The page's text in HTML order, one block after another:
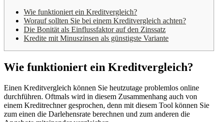
Wie funktioniert ein Kreditvergleich?
Worauf sollten Sie bei einem Kreditvergleich achten?
Die Bonität als Einflussfaktor auf den Zinssatz
Kredite mit Minuszinsen als günstigste Variante
Wie funktioniert ein Kreditvergleich?
Einen Kreditvergleich können Sie heutzutage problemlos online
durchführen. Oftmals wird in diesem Zusammenhang auch von
einem Kreditrechner gesprochen, denn mit diesem Tool können Sie
zum einen die Darlehensrate berechnen und zum anderen die